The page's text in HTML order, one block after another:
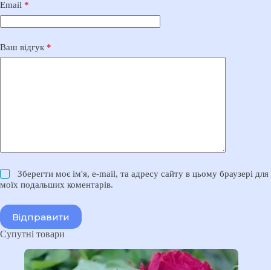
Email *
Ваш відгук *
Зберегти моє ім'я, e-mail, та адресу сайту в цьому браузері для
моїх подальших коментарів.
Відправити
Супутні товари